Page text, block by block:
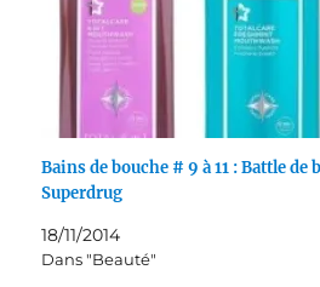
Bains de bouche # 9 à 11 : Battle de
Superdrug
18/11/2014
Dans "Beauté"